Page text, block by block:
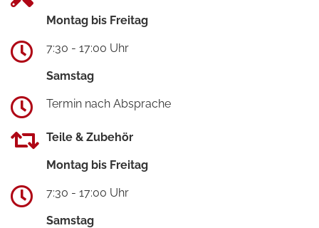
Montag bis Freitag
7:30 - 17:00 Uhr
Samstag
Termin nach Absprache
Teile & Zubehör
Montag bis Freitag
7:30 - 17:00 Uhr
Samstag